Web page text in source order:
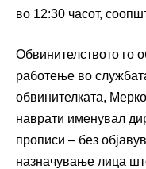
во 12:30 часот,
Обвинителството го
работење во
обвинителката,
наврати именувал
прописи – без
назначување лица